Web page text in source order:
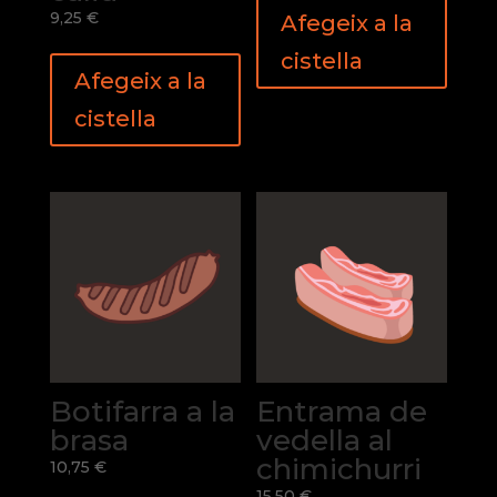
9,25 €
Afegeix a la
cistella
Afegeix a la
cistella
Botifarra a la
brasa
10,75 €
Entrama de
vedella al
chimichurri